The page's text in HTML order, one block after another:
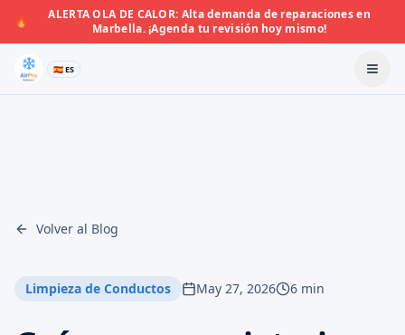
🔥
ALERTA OLA DE CALOR: Alta demanda de reparaciones en
Marbella. ¡Agenda tu revisión hoy mismo!
🇪🇸 ES
Volver al Blog
Limpieza de Conductos May 27, 2026 6 min